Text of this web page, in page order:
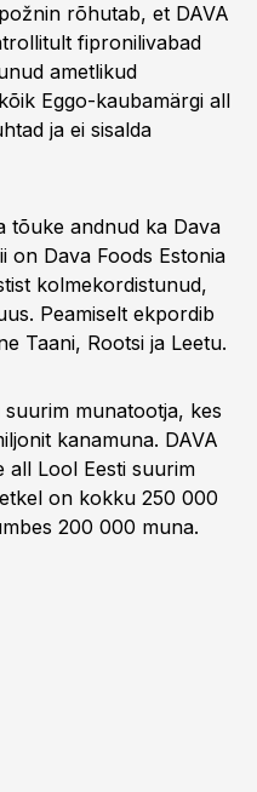
rõhutab, et DAVA
fipronilivabad
ametlikud
Eggo-kaubamärgi all
ja ei sisalda
tõuke andnud ka Dava
on Dava Foods Estonia
kolmekordistunud,
Peamiselt ekpordib
Taani, Rootsi ja Leetu.
suurim munatootja, kes
kanamuna. DAVA
all Lool Eesti suurim
on kokku 250 000
200 000 muna.